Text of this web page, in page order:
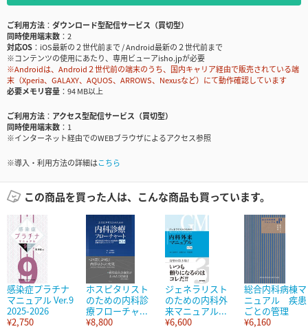
ご利用方法
ダウンロード型配信サービス（買切型）
同時使用端末数
2
対応OS
iOS最新の２世代前まで / Android最新の２世代前まで
※コンテンツの使用にあたり、専用ビューアisho.jpが必要
※Androidは、Android２世代前の端末のうち、国内キャリア経由で販売されている端
末（Xperia、GALAXY、AQUOS、ARROWS、Nexusなど）にて動作確認しています
必要メモリ容量
94 MB以上
ご利用方法
アクセス型配信サービス（買切型）
同時使用端末数
1
※インターネット経由でのWEBブラウザによるアクセス参照
※導入・利用方法の詳細はこちら
この商品を買った人は、こんな商品も買っています。
感染症プラチナ
マニュアル Ver.9
2025-2026
¥2,750
ホスピタリスト
のための内科診
療フローチャ...
¥8,800
ジェネラリスト
のための内科外
来マニュアル...
¥6,600
総合内科病棟マ
ニュアル 疾患
ごとの管理
¥6,160